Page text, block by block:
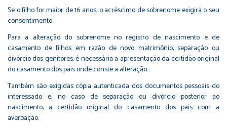
Se o filho for maior de 16 anos, o acréscimo de sobrenome exigirá o seu
consentimento.
Para a alteração do sobrenome no registro de nascimento e de
casamento de filhos em razão de novo matrimônio, separação ou
divórcio dos genitores, é necessária a apresentação da certidão original
do casamento dos pais onde conste a alteração.
Também são exigidas cópia autenticada dos documentos pessoais do
interessado e, no caso de separação ou divórcio posterior ao
nascimento, a certidão original do casamento dos pais com a
averbação.